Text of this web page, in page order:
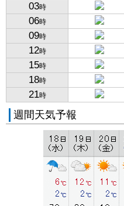
03時
06時
09時
12時
15時
18時
21時
週間天気予報